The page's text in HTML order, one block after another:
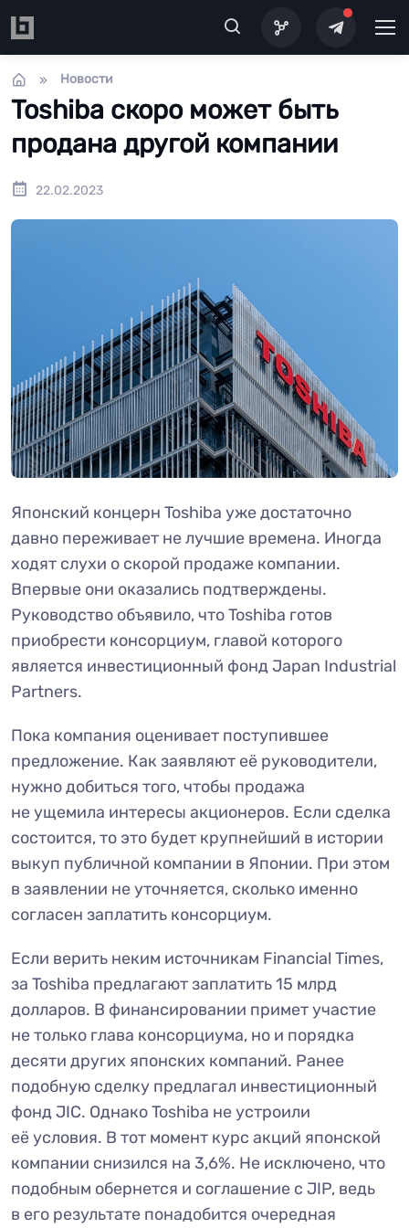
Новости
Toshiba скоро может быть
продана другой компании
22.02.2023
Японский концерн Toshiba уже достаточно
давно переживает не лучшие времена. Иногда
ходят слухи о скорой продаже компании.
Впервые они оказались подтверждены.
Руководство объявило, что Toshiba готов
приобрести консорциум, главой которого
является инвестиционный фонд Japan Industrial
Partners.
Пока компания оценивает поступившее
предложение. Как заявляют её руководители,
нужно добиться того, чтобы продажа
не ущемила интересы акционеров. Если сделка
состоится, то это будет крупнейший в истории
выкуп публичной компании в Японии. При этом
в заявлении не уточняется, сколько именно
согласен заплатить консорциум.
Если верить неким источникам Financial Times,
за Toshiba предлагают заплатить 15 млрд
долларов. В финансировании примет участие
не только глава консорциума, но и порядка
десяти других японских компаний. Ранее
подобную сделку предлагал инвестиционный
фонд JIC. Однако Toshiba не устроили
её условия. В тот момент курс акций японской
компании снизился на 3,6%. Не исключено, что
подобным обернется и соглашение с JIP, ведь
в его результате понадобится очередная